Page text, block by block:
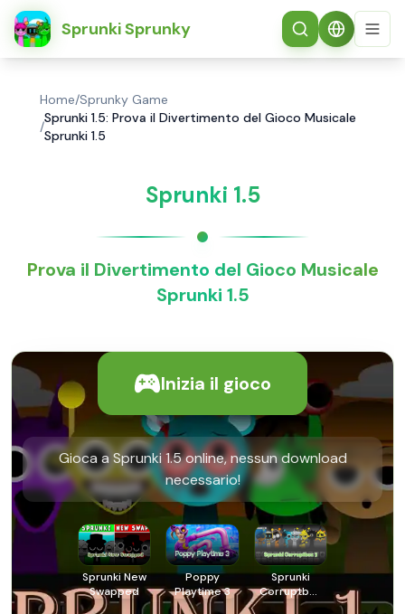
Sprunki Sprunky
简体中文
Home/Sprunky Game
/
Sprunki 1.5: Prova il Divertimento del Gioco Musicale
Sprunki 1.5
Sprunki 1.5
Prova il Divertimento del Gioco Musicale
Sprunki 1.5
Inizia il gioco
Gioca a Sprunki 1.5 online, nessun download
necessario!
Sprunki New
Swapped
Poppy
Playtime 3
Sprunki
Corruptbox
3